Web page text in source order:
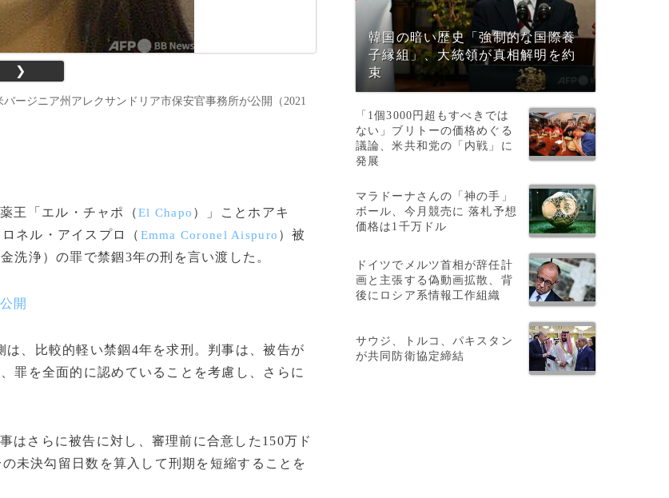
❯
ージニア州アレクサンドリア市保安官事務所が公開（2021
王「エル・チャポ（El Chapo ）」ことホアキ
ネル・アイスプロ（ Emma Coronel Aispuro ）被
洗浄）の罪で禁錮3年の刑を言い渡した。
開
、比較的軽い禁錮4年を求刑。判事は、被告が
罪を全面的に認めていることを考慮し、さらに
さらに被告に対し、審理前に合意した150万ド
未決勾留日数を算入して刑期を短縮することを
韓国の暗い歴史「強制的な国際養
子縁組」、大統領が真相解明を約
束
「1個3000円超もすべきでは
ない」ブリトーの価格めぐる
議論、米共和党の「内戦」に
発展
マラドーナさんの「神の手」
ボール、今月競売に 落札予想
価格は1千万ドル
ドイツでメルツ首相が辞任計
画と主張する偽動画拡散、背
後にロシア系情報工作組織
サウジ、トルコ、パキスタン
が共同防衛協定締結